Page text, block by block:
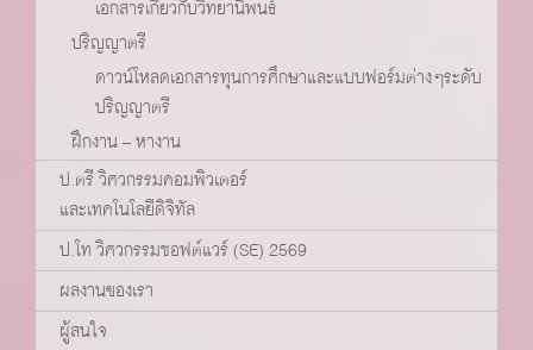
เอกสารเกี่ยวกับวิทยานิพนธ์
ปริญญาตรี
ดาวน์โหลดเอกสารทุนการศึกษาและแบบฟอร์มต่างๆระดับ
ปริญญาตรี
ฝึกงาน – หางาน
ป.ตรี วิศวกรรมคอมพิวเตอร์
และเทคโนโลยีดิจิทัล
ป.โท วิศวกรรมซอฟต์แวร์ (SE) 2569
ผลงานของเรา
ผู้สนใจ